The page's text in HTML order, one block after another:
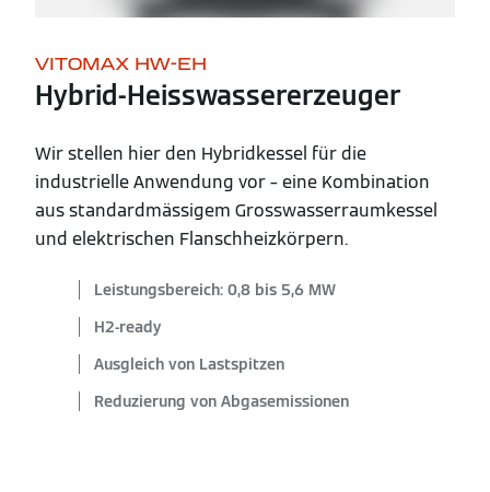
VITOMAX HW-EH
Hybrid-Heisswassererzeuger
Wir stellen hier den Hybridkessel für die
industrielle Anwendung vor – eine Kombination
aus standardmässigem Grosswasserraumkessel
und elektrischen Flanschheizkörpern.
Leistungsbereich: 0,8 bis 5,6 MW
H2-ready
Ausgleich von Lastspitzen
Reduzierung von Abgasemissionen